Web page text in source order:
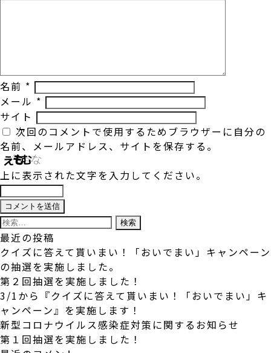
名前 *
メール *
サイト
次回のコメントで使用するためブラウザーに自分の
名前、メールアドレス、サイトを保存する。
上に表示された文字を入力してください。
検
索:
最近の投稿
クイズに答えて貰いまい！「おいでまい」キャンペーン
の抽選を実施しました。
第２回抽選を実施しました！
3/1から『クイズに答えて貰いまい！「おいでまい」キ
ャンペーン』を実施します！
新型コロナウイルス感染症対策に関するお知らせ
第１回抽選を実施しました！